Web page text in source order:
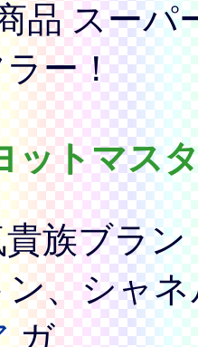
品 スーパ
ー！
ットマス
貴族ブラ
ン、シャ
ガ、